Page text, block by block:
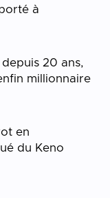
à
20 ans,
millionnaire
en
du Keno